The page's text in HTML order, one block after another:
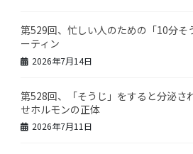
第529回、忙しい人のための「10分そ
ーティン
2026年7月14日
第528回、「そうじ」をすると分泌さ
せホルモンの正体
2026年7月11日